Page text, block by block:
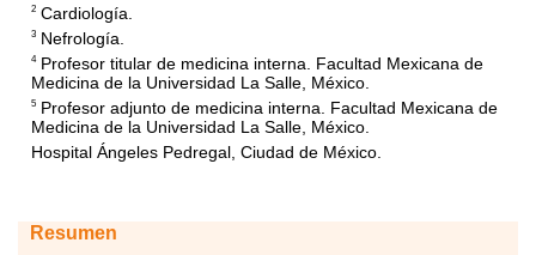
2 Cardiología.
3 Nefrología.
4Profesor titular de medicina interna. Facultad Mexicana de
Medicina de la Universidad La Salle, México.
5 Profesor adjunto de medicina interna. Facultad Mexicana de
Medicina de la Universidad La Salle, México.
Hospital Ángeles Pedregal, Ciudad de México.
Resumen